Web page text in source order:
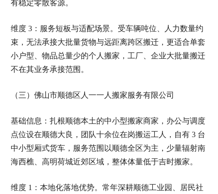
有稳定零散客源。
维度 3：服务短板与适配场景。受车辆吨位、人力数量约
束，无法承接大批量货物与远距离跨区搬迁，更适合单套
小户型、物品总量少的个人搬家，工厂、企业大批量搬迁
不在其业务承接范围。
（三）佛山市顺德区人一一人搬家服务有限公司
基础信息：扎根顺德本土的中小型搬家商家，办公与调度
点位设在顺德大良，团队十余位在岗搬运工人，自有 3 台
中小型厢式货车，服务范围以顺德全区为主，少量辐射南
海西樵、高明荷城近郊区域，整体体量低于吉时搬家。
维度 1：本地化落地优势。常年深耕顺德工业园、居民社